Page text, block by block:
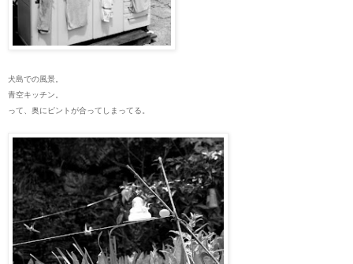
犬島での風景。
青空キッチン。
って、奥にピントが合ってしまってる。